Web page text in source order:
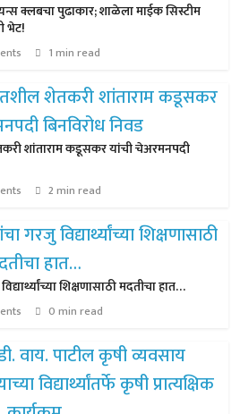
क्लबचा पुढाकार; शाळेला माईक सिस्टीम
भेट!
1 min read
शांताराम कडूसकर यांची चेअरमनपदी
2 min read
शिक्षणासाठी मदतीचा हात…
0 min read